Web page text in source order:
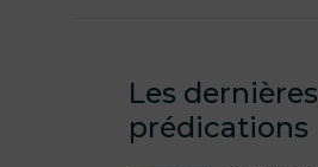
Les dernières
prédications